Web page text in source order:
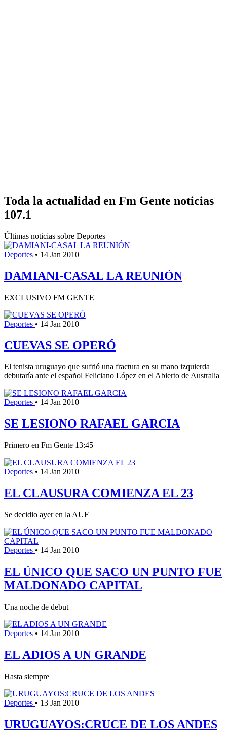
Toda la actualidad en Fm Gente noticias
107.1
Últimas noticias sobre Deportes
Deportes • 14 Jan 2010
DAMIANI-CASAL LA REUNIÓN
EXCLUSIVO FM GENTE
Deportes • 14 Jan 2010
CUEVAS SE OPERÓ
El tenista uruguayo que sufrió una fractura en su mano izquierda
debutaría ante el español Feliciano López en el Abierto de Australia
Deportes • 14 Jan 2010
SE LESIONO RAFAEL GARCIA
Primero en Fm Gente 13:45
Deportes • 14 Jan 2010
EL CLAUSURA COMIENZA EL 23
Se decidio ayer en la AUF
Deportes • 14 Jan 2010
EL ÚNICO QUE SACO UN PUNTO FUE
MALDONADO CAPITAL
Una noche de debut
Deportes • 14 Jan 2010
EL ADIOS A UN GRANDE
Hasta siempre
Deportes • 13 Jan 2010
URUGUAYOS:CRUCE DE LOS ANDES